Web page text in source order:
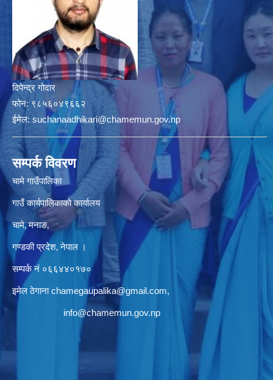
दिपेन्द्र गोदार
फोन: ९८५६०४९६६२
ईमेल: suchanaadhikari@chamemun.gov.np
सम्पर्क विवरण
चामे गाउँपालिका
गाउँ कार्यपालिकाकाे कार्यालय
चामे‚ मनाङ‚
गण्डकी प्रदेश‚ नेपाल ।
सम्पर्क न‌ं‍ ०६६४४०१७०
इमेल ठेगानाchamegaupalika@gmail.com,
info@chamemun.gov.np